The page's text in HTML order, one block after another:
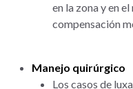
en la zona y en
compensación
Manejo quirúrgico
Los casos de